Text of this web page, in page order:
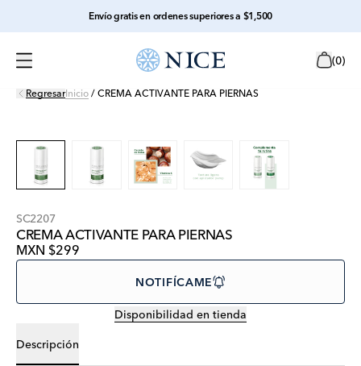
Envío gratis en ordenes superiores a $1,500
(0)
RegresarInicio / CREMA ACTIVANTE PARA PIERNAS
SC2207
CREMA ACTIVANTE PARA PIERNAS
MXN $299
NOTIFÍCAME
Disponibilidad en tienda
Descripción